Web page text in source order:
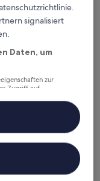
Mitglieder
signalisiert
Daten, um
zur
Zugriff auf
von Inhalten,
von